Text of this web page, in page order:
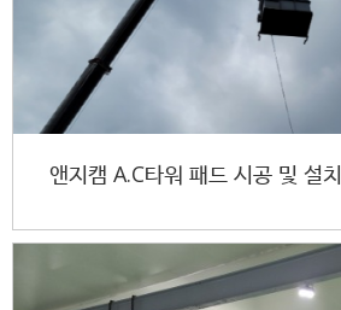
앤지캠 A.C타워 패드 시공 및 설치